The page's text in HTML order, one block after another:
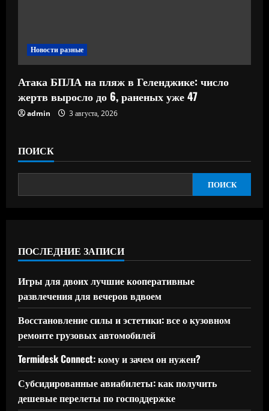
Новости разные
Атака БПЛА на пляж в Геленджике: число
жертв выросло до 6, раненых уже 47
admin 3 августа, 2026
ПОИСК
ПОИСК
ПОСЛЕДНИЕ ЗАПИСИ
Игры для двоих лучшие кооперативные
развлечения для вечеров вдвоем
Восстановление силы и эстетики: все о кузовном
ремонте грузовых автомобилей
Termidesk Connect: кому и зачем он нужен?
Субсидированные авиабилеты: как получить
дешевые перелеты по господдержке